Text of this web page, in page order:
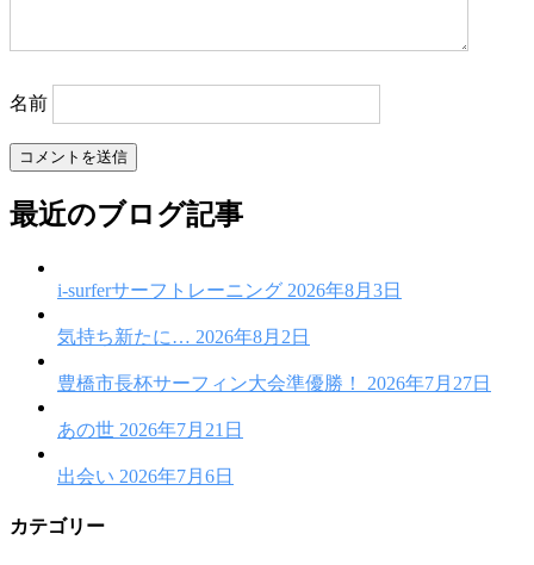
名前
最近のブログ記事
i-surferサーフトレーニング 2026年8月3日
気持ち新たに… 2026年8月2日
豊橋市長杯サーフィン大会準優勝！ 2026年7月27日
あの世 2026年7月21日
出会い 2026年7月6日
カテゴリー